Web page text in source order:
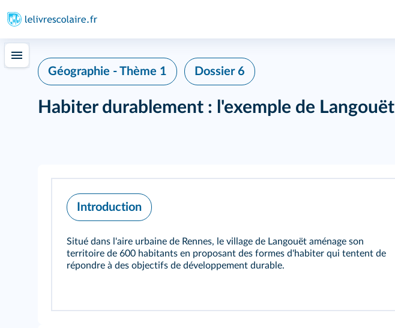
Géographie - Thème 1 Dossier 6
Habiter durablement : l'exemple de Langouët
Introduction
Situé dans l'aire urbaine de Rennes, le village de Langouët aménage son
territoire de 600 habitants en proposant des formes d'habiter qui tentent de
répondre à des objectifs de développement durable.